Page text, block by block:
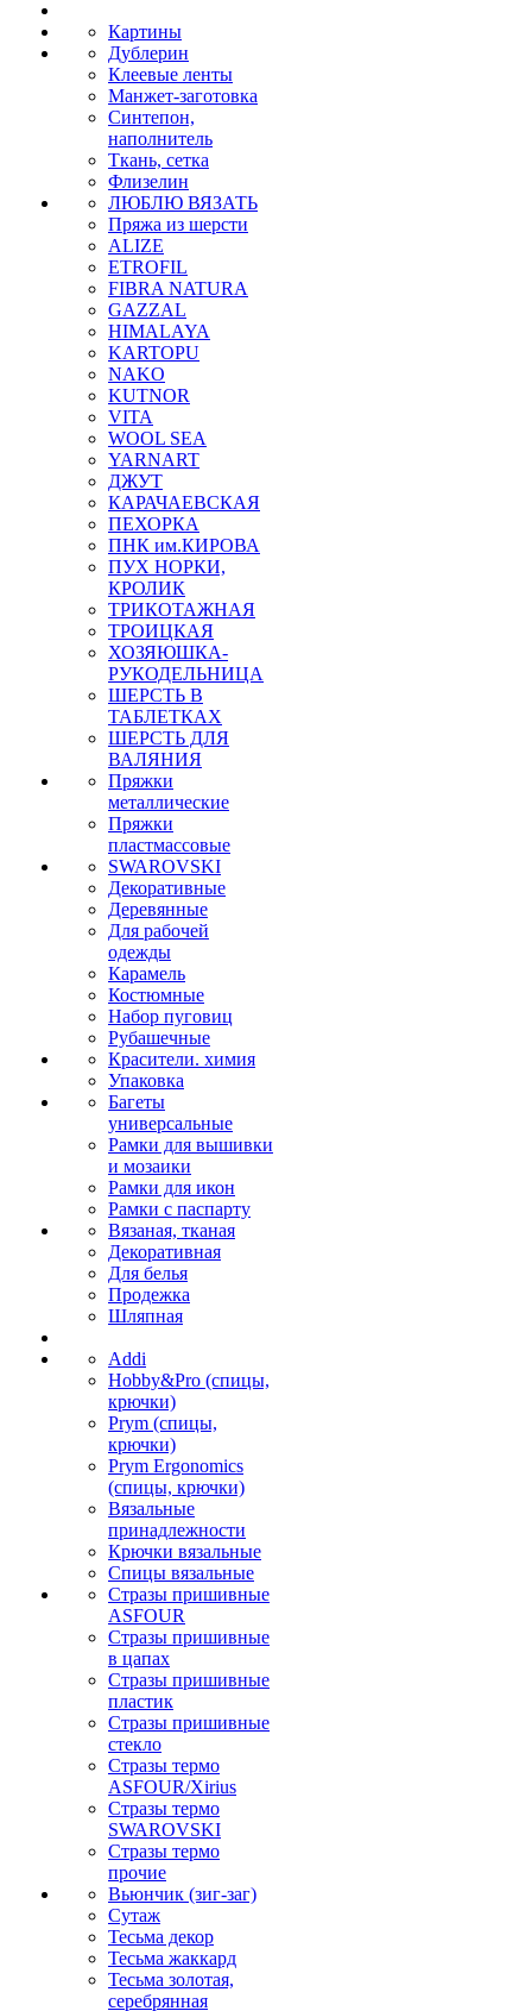
Картины
Дублерин
Клеевые ленты
Манжет-заготовка
Синтепон,
наполнитель
Ткань, сетка
Флизелин
ЛЮБЛЮ ВЯЗАТЬ
Пряжа из шерсти
ALIZE
ETROFIL
FIBRA NATURA
GAZZAL
HIMALAYA
KARTOPU
NAKO
KUTNOR
VITA
WOOL SEA
YARNART
ДЖУТ
КАРАЧАЕВСКАЯ
ПЕХОРКА
ПНК им.КИРОВА
ПУХ НОРКИ,
КРОЛИК
ТРИКОТАЖНАЯ
ТРОИЦКАЯ
ХОЗЯЮШКА-
РУКОДЕЛЬНИЦА
ШЕРСТЬ В
ТАБЛЕТКАХ
ШЕРСТЬ ДЛЯ
ВАЛЯНИЯ
Пряжки
металлические
Пряжки
пластмассовые
SWAROVSKI
Декоративные
Деревянные
Для рабочей
одежды
Карамель
Костюмные
Набор пуговиц
Рубашечные
Красители. химия
Упаковка
Багеты
универсальные
Рамки для вышивки
и мозаики
Рамки для икон
Рамки с паспарту
Вязаная, тканая
Декоративная
Для белья
Продежка
Шляпная
Addi
Hobby&Pro (спицы,
крючки)
Prym (спицы,
крючки)
Prym Ergonomics
(спицы, крючки)
Вязальные
принадлежности
Крючки вязальные
Спицы вязальные
Стразы пришивные
ASFOUR
Стразы пришивные
в цапах
Стразы пришивные
пластик
Стразы пришивные
стекло
Стразы термо
ASFOUR/Xirius
Стразы термо
SWAROVSKI
Стразы термо
прочие
Вьюнчик (зиг-заг)
Сутаж
Тесьма декор
Тесьма жаккард
Тесьма золотая,
серебрянная